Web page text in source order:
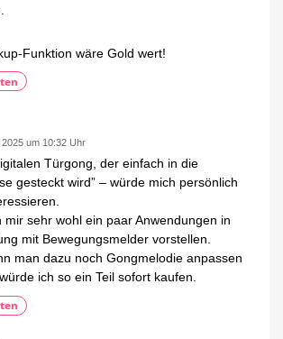
Funktion wäre Gold wert!
2025 um 10:32 Uhr
Türgong, der einfach in die
gesteckt wird” – würde mich persönlich
mir sehr wohl ein paar Anwendungen in
mit Bewegungsmelder vorstellen.
man dazu noch Gongmelodie anpassen
ich so ein Teil sofort kaufen.